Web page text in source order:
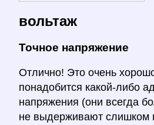
вольтаж
Точное напряжение
Отлично! Это очень
понадобится какой-либо
напряжения (они всегда
не выдерживают слишком